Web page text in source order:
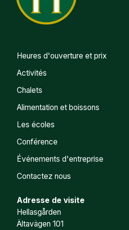
Heures d'ouverture et prix
Activités
Chalets
Alimentation et boissons
Les écoles
Conférence
Événements d'entreprise
Contactez nous
Adresse de visite
Hellasgården
Ältavägen 101